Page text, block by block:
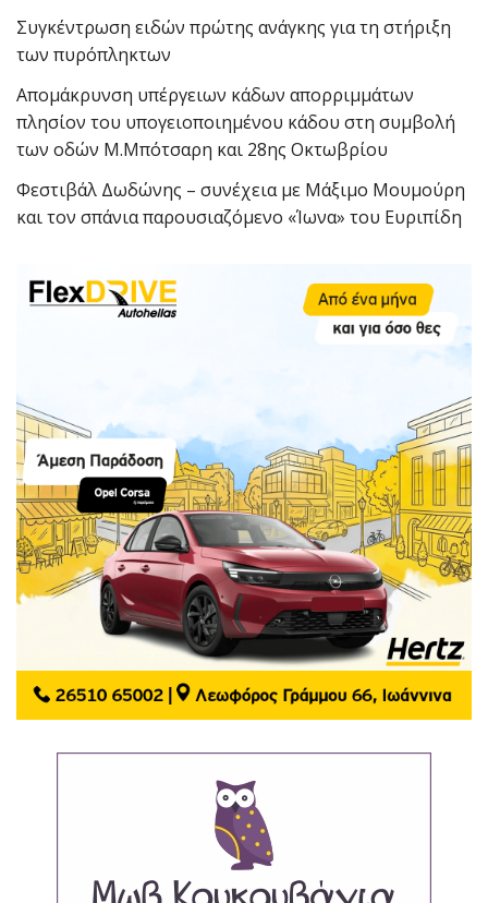
Συγκέντρωση ειδών πρώτης ανάγκης για τη στήριξη
των πυρόπληκτων
Απομάκρυνση υπέργειων κάδων απορριμμάτων
πλησίον του υπογειοποιημένου κάδου στη συμβολή
των οδών Μ.Μπότσαρη και 28ης Οκτωβρίου
Φεστιβάλ Δωδώνης – συνέχεια με Μάξιμο Μουμούρη
και τον σπάνια παρουσιαζόμενο «Ίωνα» του Ευριπίδη